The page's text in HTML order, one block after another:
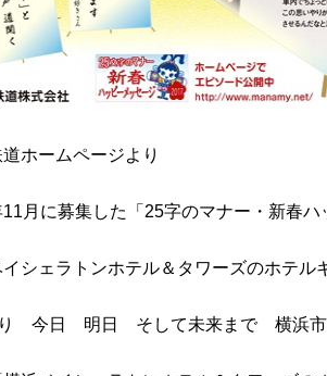
ホームページより
月に募集した「25字のマナー・新春
シェラトンホテル＆タワーズのホテル
り 今日 明日 そして未来まで 横浜